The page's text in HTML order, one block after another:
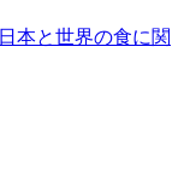
本と世界の食に関